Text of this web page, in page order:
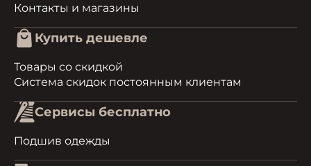
Контакты и магазины
Купить дешевле
Товары со скидкой
Система скидок постоянным клиентам
Сервисы бесплатно
Подшив одежды